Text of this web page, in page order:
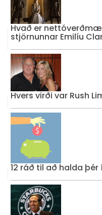
Hvað er
stjörnunnar Emilíu
Hvers virði var Rush
12 ráð til að halda